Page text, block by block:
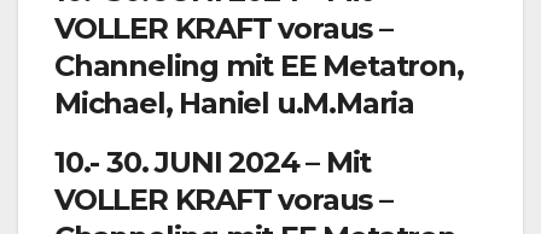
VOLLER KRAFT voraus –
Channeling mit EE Metatron,
Michael, Haniel u.M.Maria
10.- 30. JUNI 2024 – Mit
VOLLER KRAFT voraus –